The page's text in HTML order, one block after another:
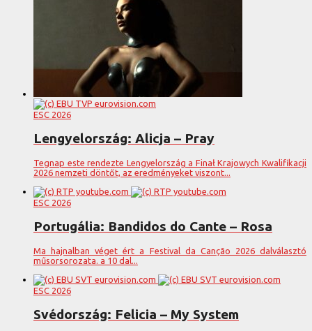
ESC 2026
Lengyelország: Alicja – Pray
Tegnap este rendezte Lengyelország a Finał Krajowych Kwalifikacji
2026 nemzeti döntőt, az eredményeket viszont...
ESC 2026
Portugália: Bandidos do Cante – Rosa
Ma hajnalban véget ért a Festival da Canção 2026 dalválasztó
műsorsorozata. a 10 dal...
ESC 2026
Svédország: Felicia – My System